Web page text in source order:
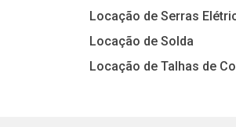
Locação de Serras
Locação de Solda
Locação de Talhas de